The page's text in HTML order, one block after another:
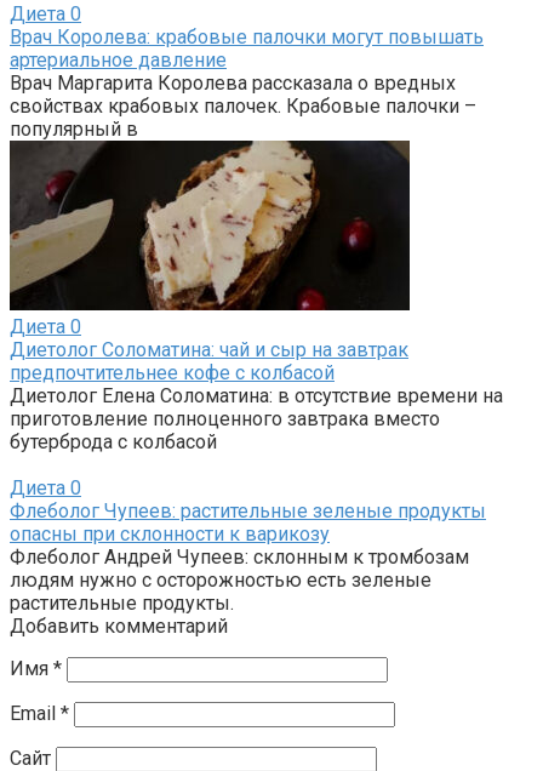
Диета 0
Врач Королева: крабовые палочки могут повышать
артериальное давление
Врач Маргарита Королева рассказала о вредных
свойствах крабовых палочек. Крабовые палочки –
популярный в
Диета 0
Диетолог Соломатина: чай и сыр на завтрак
предпочтительнее кофе с колбасой
Диетолог Елена Соломатина: в отсутствие времени на
приготовление полноценного завтрака вместо
бутерброда с колбасой
Диета 0
Флеболог Чупеев: растительные зеленые продукты
опасны при склонности к варикозу
Флеболог Андрей Чупеев: склонным к тромбозам
людям нужно с осторожностью есть зеленые
растительные продукты.
Добавить комментарий
Имя *
Email *
Сайт